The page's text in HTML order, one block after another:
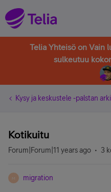
Telia Yhteisö on Vain
sulkeutuu
Kysy ja keskustele -palstan
Kotikuitu
Forum|Forum|11 years ago 3
M migration